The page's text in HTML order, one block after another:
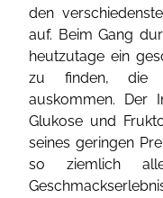
den
auf. Beim Gang
heutzutage ein
zu finden, die
auskommen. Der
Glukose und
seines geringen
so ziemlich